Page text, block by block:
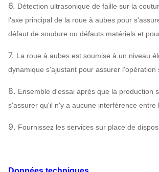
6. Détection ultrasonique de faille sur la
l'axe principal de la roue à aubes pour
défaut de soudure ou défauts matériels et
7. La roue à aubes est soumise à un niveau
dynamique s'ajustant pour assurer l'opération
8. Ensemble d'essai après que la production
s'assurer qu'il n'y a aucune interférence entre
9. Fournissez les services sur place de